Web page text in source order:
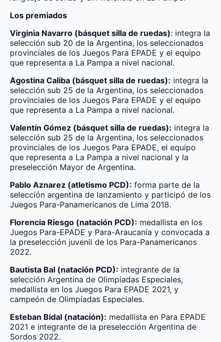
Los premiados
Virginia Navarro (básquet silla de ruedas): integra la
selección sub 20 de la Argentina, los seleccionados
provinciales de los Juegos Para EPADE y el equipo
que representa a La Pampa a nivel nacional.
Agostina Caliba (básquet silla de ruedas): integra la
selección sub 25 de la Argentina, los seleccionados
provinciales de los Juegos Para EPADE y el equipo
que representa a La Pampa a nivel nacional.
Valentín Gómez (básquet silla de ruedas): integra la
selección sub 25 de la Argentina, los seleccionados
provinciales de los Juegos Para EPADE, el equipo
que representa a La Pampa a nivel nacional y la
preselección Mayor de Argentina.
Pablo Aznarez (atletismo PCD): forma parte de la
selección argentina de lanzamiento y participó de los
Juegos Para-Panamericanos de Lima 2018.
Florencia Riesgo (natación PCD): medallista en los
Juegos Para-EPADE y Para-Araucanía y convocada a
la preselección juvenil de los Para-Panamericanos
2022.
Bautista Bal (natación PCD): integrante de la
selección Argentina de Olimpíadas Especiales,
medallista en los Juegos Para EPADE 2021, y
campeón de Olimpíadas Especiales.
Esteban Bidal (natación): medallista en Para EPADE
2021 e integrante de la preselección Argentina de
Sordos 2022.